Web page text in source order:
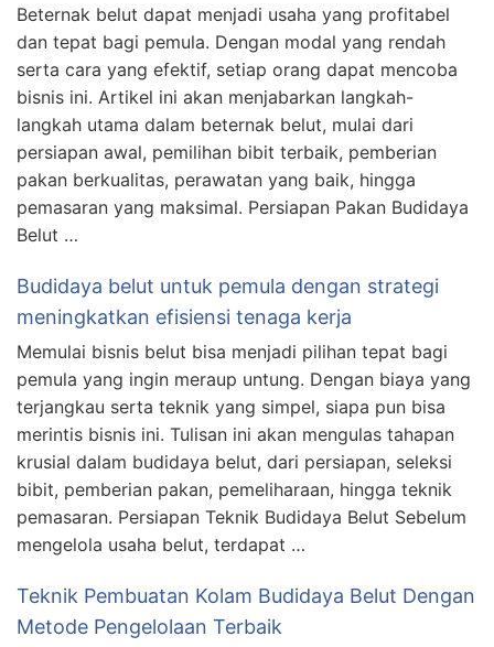
Beternak belut dapat menjadi usaha yang profitabel
dan tepat bagi pemula. Dengan modal yang rendah
serta cara yang efektif, setiap orang dapat mencoba
bisnis ini. Artikel ini akan menjabarkan langkah-
langkah utama dalam beternak belut, mulai dari
persiapan awal, pemilihan bibit terbaik, pemberian
pakan berkualitas, perawatan yang baik, hingga
pemasaran yang maksimal. Persiapan Pakan Budidaya
Belut …
Budidaya belut untuk pemula dengan strategi
meningkatkan efisiensi tenaga kerja
Memulai bisnis belut bisa menjadi pilihan tepat bagi
pemula yang ingin meraup untung. Dengan biaya yang
terjangkau serta teknik yang simpel, siapa pun bisa
merintis bisnis ini. Tulisan ini akan mengulas tahapan
krusial dalam budidaya belut, dari persiapan, seleksi
bibit, pemberian pakan, pemeliharaan, hingga teknik
pemasaran. Persiapan Teknik Budidaya Belut Sebelum
mengelola usaha belut, terdapat …
Teknik Pembuatan Kolam Budidaya Belut Dengan
Metode Pengelolaan Terbaik